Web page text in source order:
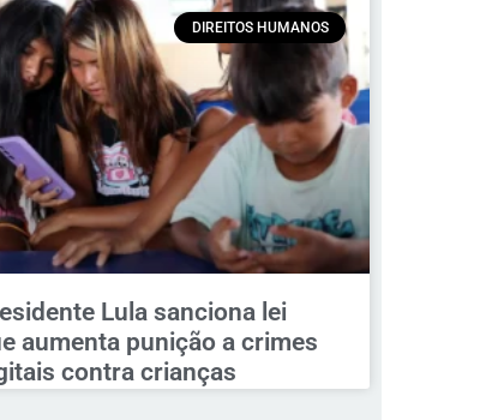
DIREITOS HUMANOS
Lula sanciona lei
aumenta punição a crimes
contra crianças